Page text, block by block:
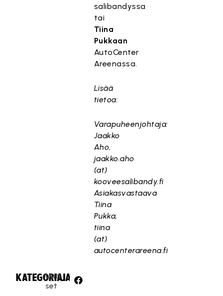
salibandyssa
tai
Tiina
Pukkaan
AutoCenter
Areenassa.
Lisää
tietoa:
Varapuheenjohtaja:
Jaakko
Aho,
jaakko.aho
(at)
kooveesalibandy.fi
Asiakasvastaava
Tiina
Pukka,
tiina
(at)
autocenterareena.fi
KATEGORIA:
Uuti
set
JAA: